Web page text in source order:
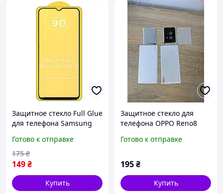
Защитное стекло Full Glue
для телефона Samsung
) - Black
Готово к отправке
149₴
175 ₴
Купить
Защитное стекло для
телефона OPPO Reno8
камеры и 2 шт. экрана
Готово к отправке
195₴
Купить